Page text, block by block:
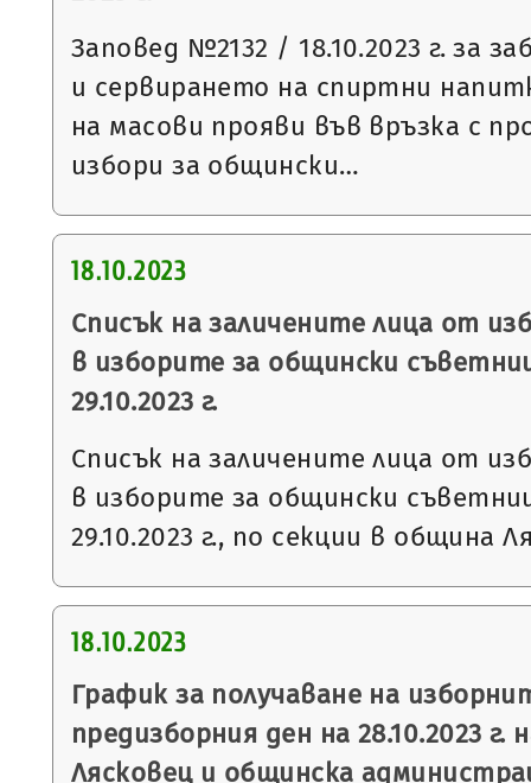
Заповед №2132 / 18.10.2023 г. за
и сервирането на спиртни
на масови прояви във връзка с
избори за общински…
18.10.2023
Списък на заличените лица от
в изборите за общински
29.10.2023 г.
Списък на заличените лица от
в изборите за общински
29.10.2023 г., по секции в община
18.10.2023
График за получаване на
предизборния ден на 28.10.2023
Лясковец и общинска